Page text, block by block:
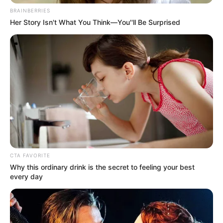
Ο πόλεμος στην Ευρώπη πρόκειται να
πάει στο επόμενο επίπεδο.
Ο πόλεμος στην Ευρώπη πρόκειται να πάει στο επόμενο
επίπεδο. Και όποιος πιστεύει ότι τα έχουμε δει όλα, οφείλω
BRAINBERRIES
Her Story Isn't What You Think—You''ll Be Surprised
CTA FAVORITE
Why this ordinary drink is the secret to feeling your best
every day